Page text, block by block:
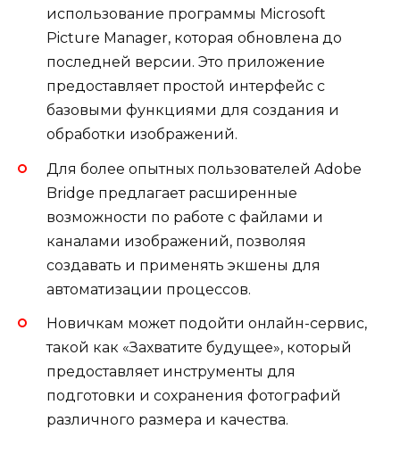
использование программы Microsoft
Picture Manager, которая обновлена до
последней версии. Это приложение
предоставляет простой интерфейс с
базовыми функциями для создания и
обработки изображений.
Для более опытных пользователей Adobe
Bridge предлагает расширенные
возможности по работе с файлами и
каналами изображений, позволяя
создавать и применять экшены для
автоматизации процессов.
Новичкам может подойти онлайн-сервис,
такой как «Захватите будущее», который
предоставляет инструменты для
подготовки и сохранения фотографий
различного размера и качества.